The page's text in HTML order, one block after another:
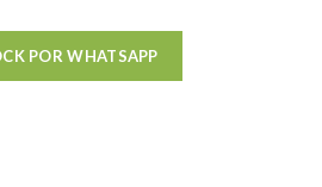
POR WHATSAPP